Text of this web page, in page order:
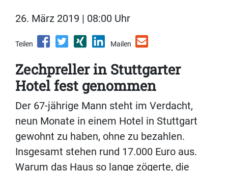
26. März 2019 | 08:00 Uhr
Teilen Mailen
Zechpreller in Stuttgarter
Hotel fest genommen
Der 67-jährige Mann steht im Verdacht,
neun Monate in einem Hotel in Stuttgart
gewohnt zu haben, ohne zu bezahlen.
Insgesamt stehen rund 17.000 Euro aus.
Warum das Haus so lange zögerte, die